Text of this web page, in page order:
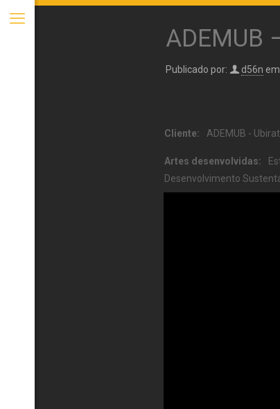
ADEMUB
Publicado por: d56n
Cliente: ADEMUB -
Artes desenvolvidas:
Desenvolvimento